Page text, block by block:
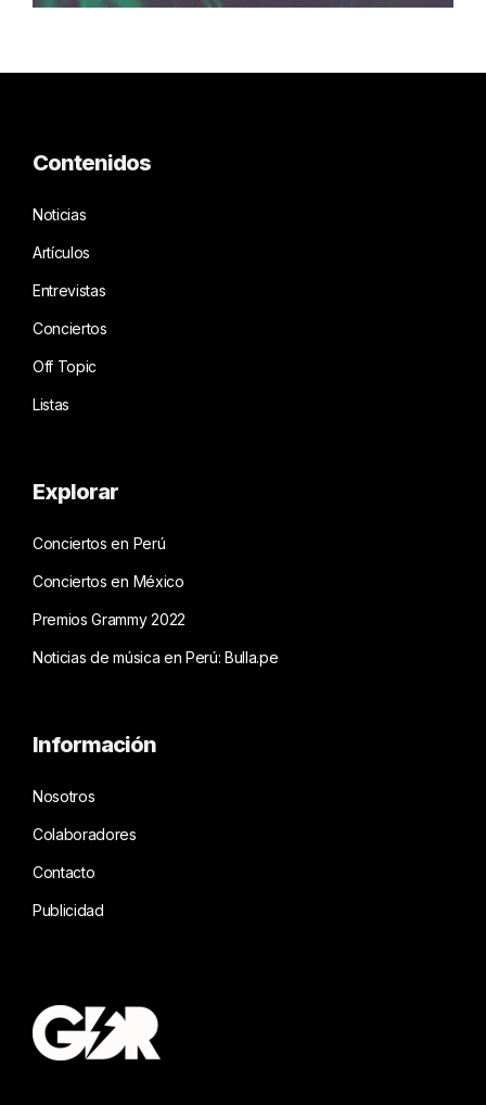
Contenidos
Noticias
Artículos
Entrevistas
Conciertos
Off Topic
Listas
Explorar
Conciertos en Perú
Conciertos en México
Premios Grammy 2022
Noticias de música en Perú: Bulla.pe
Información
Nosotros
Colaboradores
Contacto
Publicidad